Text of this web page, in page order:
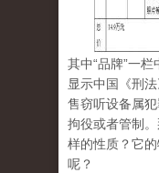
其中“品牌”一
显示中国《刑
售窃听设备属犯
拘役或者管制
样的性质？它
呢？